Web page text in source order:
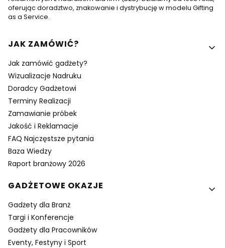
oferując doradztwo, znakowanie i dystrybucję w modelu Gifting
as a Service.
Linki w stopce
JAK ZAMÓWIĆ?
Jak zamówić gadżety?
Wizualizacje Nadruku
Doradcy Gadżetowi
Terminy Realizacji
Zamawianie próbek
Jakość i Reklamacje
FAQ Najczęstsze pytania
Baza Wiedzy
Raport branżowy 2026
GADŻETOWE OKAZJE
Gadżety dla Branż
Targi i Konferencje
Gadżety dla Pracowników
Eventy, Festyny i Sport